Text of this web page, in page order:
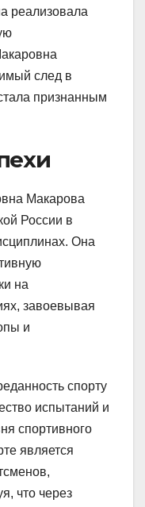
реализовала
след в
признанным
Макарова
России в
Она
на
завоевывая
и
спорту
испытаний и
спортивного
является
что через